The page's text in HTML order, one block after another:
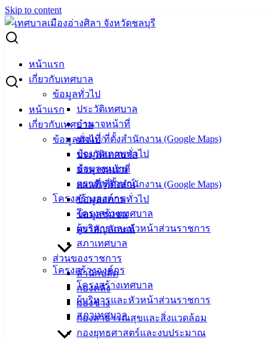
Skip to content
หน้าแรก
เกี่ยวกับเทศบาล
ข้อมูลทั่วไป
ประวัติเทศบาล
อำนาจหน้าที่
แผนที่/ที่ตั้งสำนักงาน (Google Maps)
ข้อมูลสภาพทั่วไป
ข้อมูลชุมชน
ตราสัญลักษณ์
โครงสร้างองค์กร
โครงสร้างเทศบาล
ผู้บริหารและหัวหน้าส่วนราชการ
สภาเทศบาล
ส่วนของราชการ
สำนักปลัด
กองคลัง
กองช่าง
กองสาธารณสุขและสิ่งแวดล้อม
กองยุทธศาสตร์และงบประมาณ
หน้าแรก
เกี่ยวกับเทศบาล
ข้อมูลทั่วไป
ประวัติเทศบาล
อำนาจหน้าที่
แผนที่/ที่ตั้งสำนักงาน (Google Maps)
ข้อมูลสภาพทั่วไป
ข้อมูลชุมชน
ตราสัญลักษณ์
โครงสร้างองค์กร
โครงสร้างเทศบาล
ผู้บริหารและหัวหน้าส่วนราชการ
สภาเทศบาล
Search for:
ประกวดราคาจ้างโครงการติดตั้งไฟฟ้าสาธารณะจำนวน 11
โครงการ
ประกวดราคาจ้างโครงการติดตั้งไฟฟ้า
สาธารณะจำนวน 11 โครงการ
พฤศจิกายน 25, 2020 เมษายน 20, 2022
ประกาศจัดซื้อจัดจ้าง
ดาวน์โหลดเอกสารเพิ่มเติมได้ที่นี่ >>
M464N_20201125_155727.pdf
เมืองอ่าง